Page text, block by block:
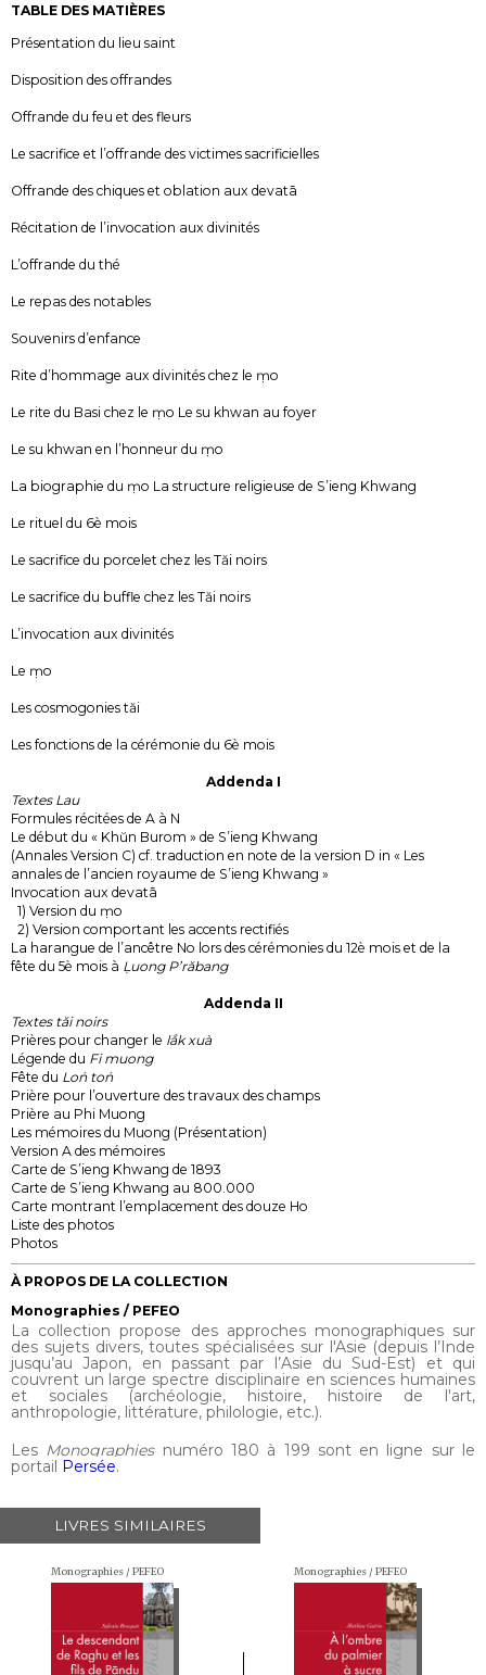
TABLE DES MATIÈRES
Présentation du lieu saint
Disposition des offrandes
Offrande du feu et des fleurs
Le sacrifice et l’offrande des victimes sacrificielles
Offrande des chiques et oblation aux devatā
Récitation de l’invocation aux divinités
L’offrande du thé
Le repas des notables
Souvenirs d’enfance
Rite d’hommage aux divinités chez le ṃo
Le rite du Basi chez le ṃo Le su khwan au foyer
Le su khwan en l’honneur du ṃo
La biographie du ṃo La structure religieuse de S’ieng Khwang
Le rituel du 6è mois
Le sacrifice du porcelet chez les Tăi noirs
Le sacrifice du buffle chez les Tăi noirs
L’invocation aux divinités
Le ṃo
Les cosmogonies tăi
Les fonctions de la cérémonie du 6è mois
Addenda I
Textes Lau
Formules récitées de A à N
Le début du « Khŭn Burom » de S’ieng Khwang
(Annales Version C) cf. traduction en note de la version D in « Les
annales de l’ancien royaume de S’ieng Khwang »
Invocation aux devatā
1) Version du ṃo
2) Version comportant les accents rectifiés
La harangue de l’ancêtre No lors des cérémonies du 12è mois et de la
fête du 5è mois à Ḷuong P’răbang
Addenda II
Textes tăi noirs
Prières pour changer le lắk xuà
Légende du Fi muong
Fête du Loṅ toṅ
Prière pour l’ouverture des travaux des champs
Prière au Phi Muong
Les mémoires du Muong (Présentation)
Version A des mémoires
Carte de S’ieng Khwang de 1893
Carte de S’ieng Khwang au 800.000
Carte montrant l’emplacement des douze Ho
Liste des photos
Photos
À PROPOS DE LA COLLECTION
Monographies / PEFEO
La collection propose des approches monographiques sur
des sujets divers, toutes spécialisées sur l'Asie (depuis l’Inde
jusqu’au Japon, en passant par l’Asie du Sud-Est) et qui
couvrent un large spectre disciplinaire en sciences humaines
et sociales (archéologie, histoire, histoire de l'art,
anthropologie, littérature, philologie, etc.).
Les Monographiesnuméro 180 à 199 sont en ligne sur le
portail Persée.
LIVRES SIMILAIRES
Monographies / PEFEO Monographies / PEFEO